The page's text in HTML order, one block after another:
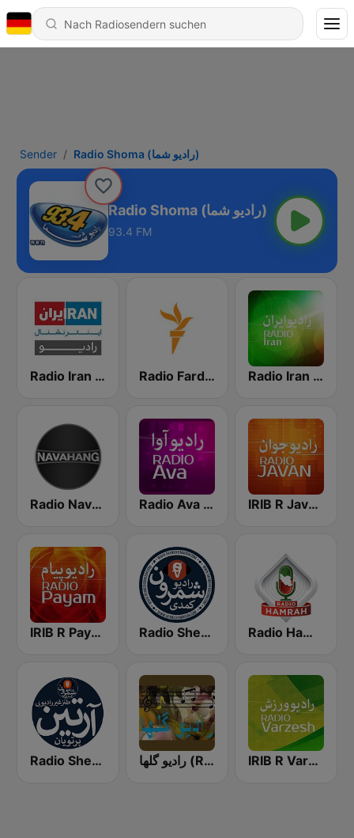
Sender Radio Shoma (راديو شما)
Radio Shoma (راديو شما)
93.4 FM
Radio Iran International Radio Farda (راديو فردا) Radio Iran رادیو ایران
Radio Navahang Radio Ava رادیو آوا IRIB R Javan راديو جوان
IRIB R Payam رادیو پیام Radio Shemroon - رادیو شمرون Radio Hamrah
Radio Shemroon رادیو گلها (Radio Golha) IRIB R Varzesh رادیو ورزش